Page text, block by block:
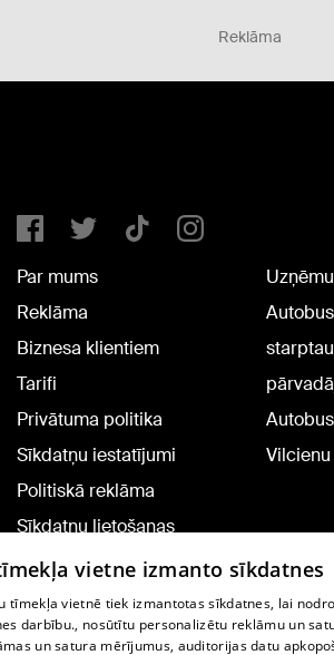
Reklāma
Par mums
Reklāma
Biznesa klientiem
Tarifi
Privātuma politika
Sīkdatņu iestatījumi
Politiskā reklāma
Sīkdatņu lietošanas
noteikumi
Komentāru pievienošana
vietne izmanto sīkdatnes
tīmekļa vietnē tiek izmantotas sīkdatnes, lai
darbību., nosūtītu personalizētu reklāmu un
un satura mērījumus, auditorijas datu